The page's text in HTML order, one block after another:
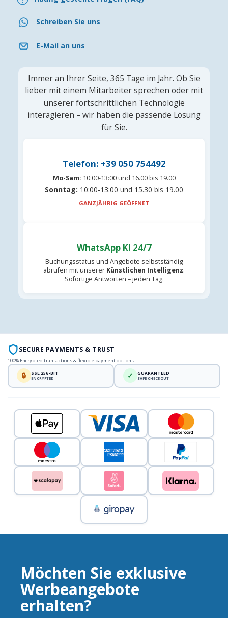
Schreiben Sie uns
E-Mail an uns
Immer an Ihrer Seite, 365 Tage im Jahr. Ob Sie
lieber mit einem Mitarbeiter sprechen oder mit
unserer fortschrittlichen Technologie
interagieren – wir haben die passende Lösung
für Sie.
Telefon: +39 050 754492
Mo-Sam: 10:00-13:00 und 16.00 bis 19.00
Sonntag: 10:00-13:00 und 15.30 bis 19.00
GANZJÄHRIG GEÖFFNET
WhatsApp KI 24/7
Buchungsstatus und Angebote selbstständig
abrufen mit unserer Künstlichen Intelligenz.
Sofortige Antworten – jeden Tag.
SECURE PAYMENTS & TRUST
100% Encrypted transactions & flexible payment options
🔒 SSL 256-BIT
ENCRYPTED ✓ GUARANTEED
SAFE CHECKOUT
Möchten Sie exklusive
Werbeangebote
erhalten?